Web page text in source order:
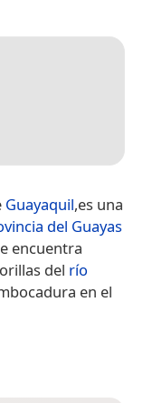
Guayaquil,​es una
del Guayas
encuentra
del río
en el